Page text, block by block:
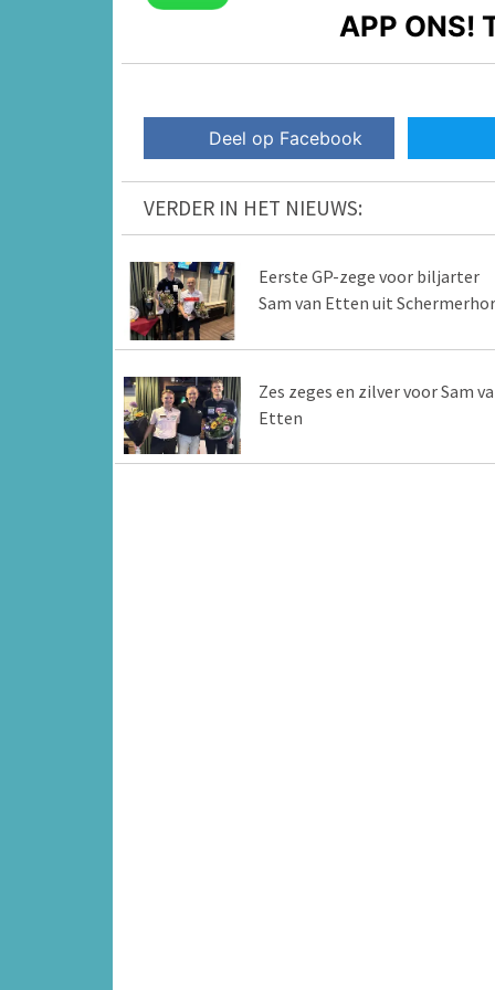
APP ONS!
Deel op Facebook
VERDER IN HET NIEUWS:
Eerste GP-zege voor biljarter
Sam van Etten uit
Zes zeges en zilver voor Sam
Etten